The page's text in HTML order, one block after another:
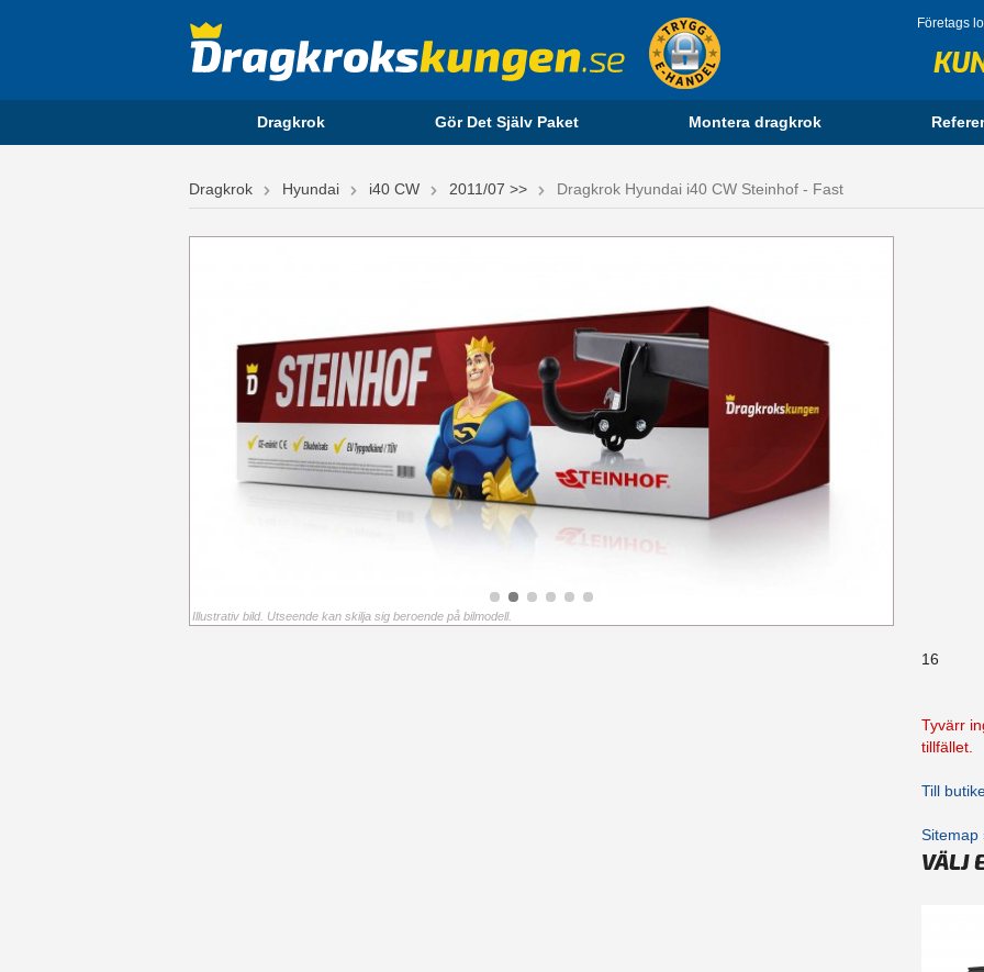
Företags
Dragkrok Gör Det Själv Paket Montera dragkrok
Dragkrok Hyundai i40 CW 2011/07 >> Dragkrok Hyundai i40 CW Steinhof - Fast
Illustrativ bild. Utseende kan skilja sig beroende på bilmodell.
16
Tyvärr
tillfället.
Till
Sitemap
VÄLJ